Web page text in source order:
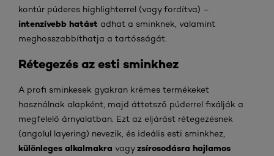
kontúr púderes highlighterrel (vagy fordítva) –
intenzívebb hatást adhat a sminknek, valamint
meghosszabbíthatja a tartósságát.
Rétegezés az esti sminkhez
A profi sminkesek gyakran krémes termékeket
használnak alapként, majd áttetsző púderrel fixálják a
megfelelő árnyalatban. Ezt az eljárást rétegezésnek
(angolul layering) nevezik, és ideális esti sminkhez,
különleges alkalmakra vagyzsírosodásra hajlamos